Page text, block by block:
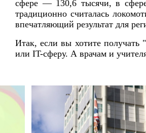
сфере — 130,6 тысячи, в
традиционно считалась
впечатляющий результат для
Итак, если вы хотите получать
или IT-сферу. А врачам и